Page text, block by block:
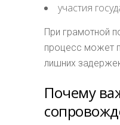
участия
При грамотной
процесс может
лишних
Почему